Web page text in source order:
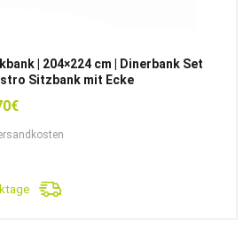
| 204×224 cm | Dinerbank Set
Sitzbank mit Ecke
€Aktueller
ist: